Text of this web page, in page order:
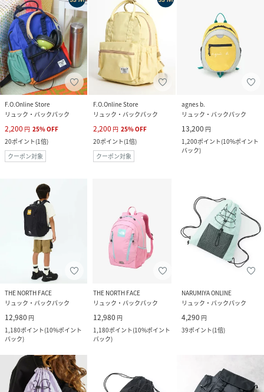
F.O.Online Store
リュック・バックパック
2,200 円 25%OFF
20ポイント(1倍)
クーポン対象
F.O.Online Store
リュック・バックパック
2,200 円 25%OFF
20ポイント(1倍)
クーポン対象
agnes b.
リュック・バックパック
13,200 円
1,200ポイント(10%ポイント
バック)
THE NORTH FACE
リュック・バックパック
12,980 円
1,180ポイント(10%ポイント
バック)
THE NORTH FACE
リュック・バックパック
12,980 円
1,180ポイント(10%ポイント
バック)
NARUMIYA ONLINE
リュック・バックパック
4,290 円
39ポイント(1倍)